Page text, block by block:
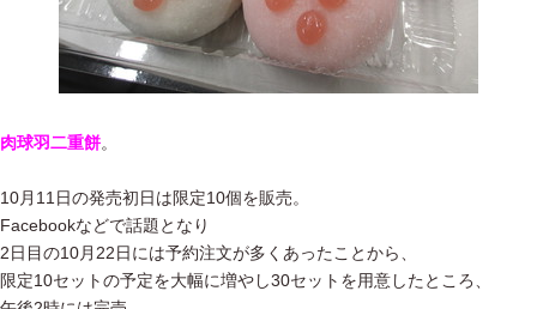
肉球羽二重餅。
10月11日の発売初日は限定10個を販売。
Facebookなどで話題となり
2日目の10月22日には予約注文が多くあったことから、
限定10セットの予定を大幅に増やし30セットを用意したところ、